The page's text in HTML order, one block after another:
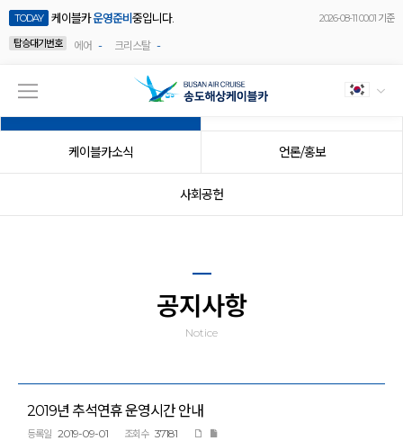
TODAY 케이블카운영준비 중입니다.
2026-08-11 00:01 기준
탑승대기번호
에어 - 크리스탈 -
케이블카소식 언론/홍보
사회공헌
공지사항
Notice
2019년 추석연휴 운영시간 안내
등록일 2019-09-01 조회수 37181